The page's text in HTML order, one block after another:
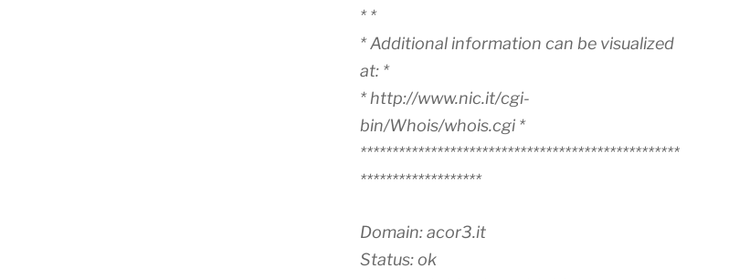
* *
* Additional information can be visualized
at: *
* http://www.nic.it/cgi-
bin/Whois/whois.cgi *
**************************************************
*******************
Domain: acor3.it
Status: ok